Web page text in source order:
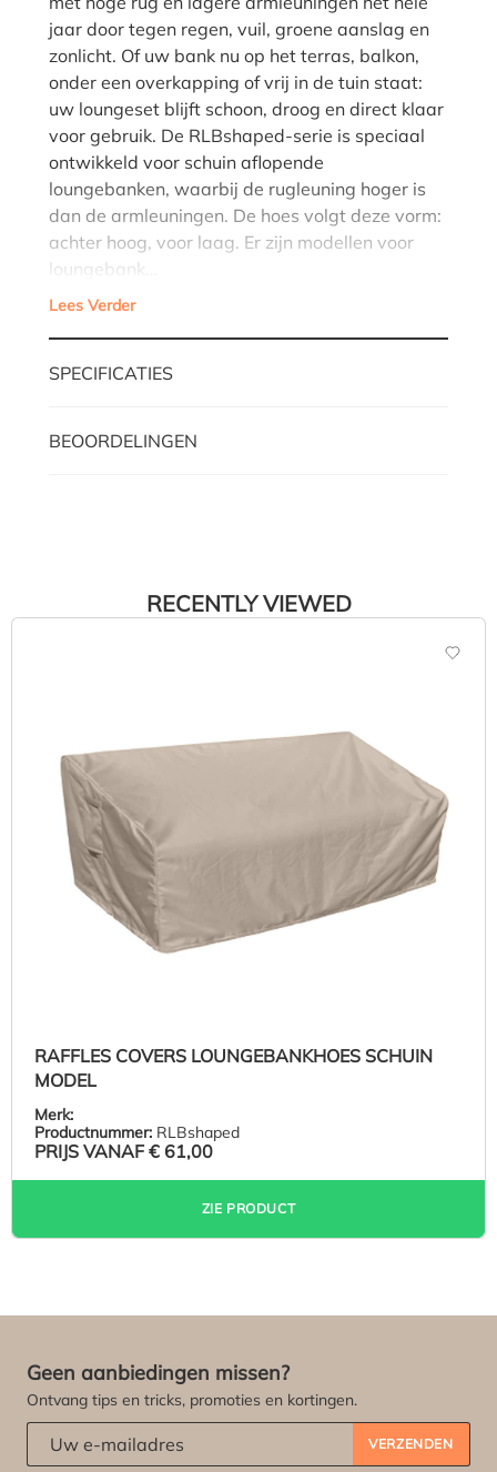
jaar door tegen regen, vuil, groene aanslag en
zonlicht. Of uw bank nu op het terras, balkon,
onder een overkapping of vrij in de tuin staat:
uw loungeset blijft schoon, droog en direct klaar
voor gebruik. De RLBshaped-serie is speciaal
ontwikkeld voor schuin aflopende
loungebanken, waarbij de rugleuning hoger is
dan de armleuningen. De hoes volgt deze vorm:
achter hoog, voor laag. Er zijn modellen voor
loungebank…
Lees Verder
SPECIFICATIES
BEOORDELINGEN
RECENTLY VIEWED
RAFFLES COVERS LOUNGEBANKHOES SCHUIN
MODEL
Merk:
Productnummer: RLBshaped
PRIJS VANAF € 61,00
ZIE PRODUCT
Geen aanbiedingen missen?
Ontvang tips en tricks, promoties en kortingen.
VERZENDEN